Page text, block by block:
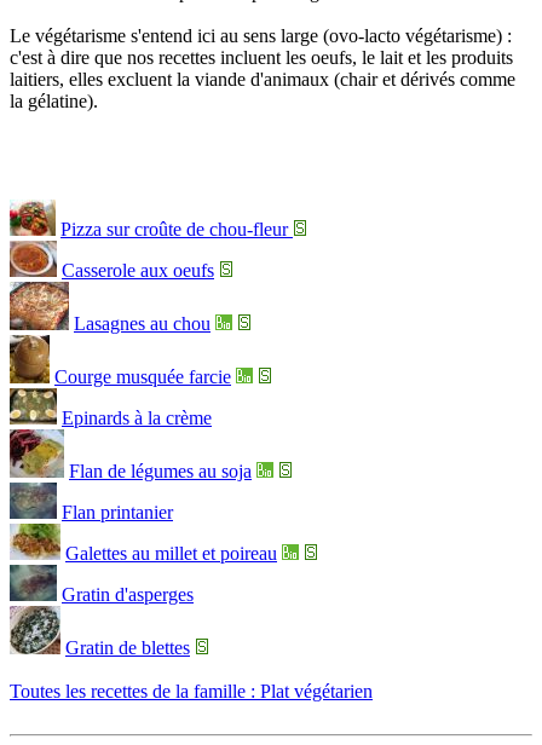
Le végétarisme s'entend ici au sens large (ovo-lacto végétarisme) :
c'est à dire que nos recettes incluent les oeufs, le lait et les produits
laitiers, elles excluent la viande d'animaux (chair et dérivés comme
la gélatine).
Pizza sur croûte de chou-fleur
Casserole aux oeufs
Lasagnes au chou
Courge musquée farcie
Epinards à la crème
Flan de légumes au soja
Flan printanier
Galettes au millet et poireau
Gratin d'asperges
Gratin de blettes
Toutes les recettes de la famille : Plat végétarien